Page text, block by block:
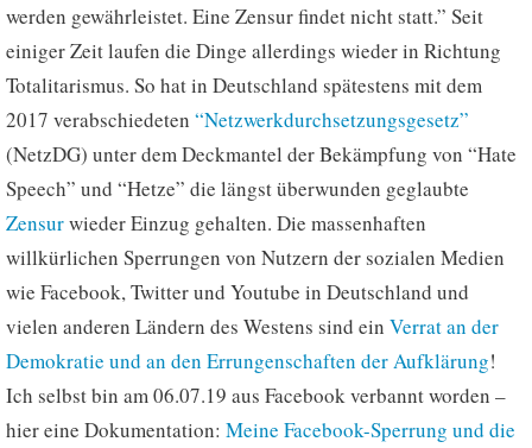
werden gewährleistet. Eine Zensur findet nicht statt.” Seit
einiger Zeit laufen die Dinge allerdings wieder in Richtung
Totalitarismus. So hat in Deutschland spätestens mit dem
2017 verabschiedeten“Netzwerkdurchsetzungsgesetz”
(NetzDG) unter dem Deckmantel der Bekämpfung von “Hate
Speech” und “Hetze” die längst überwunden geglaubte
Zensurwieder Einzug gehalten. Die massenhaften
willkürlichen Sperrungen von Nutzern der sozialen Medien
wie Facebook, Twitter und Youtube in Deutschland und
vielen anderen Ländern des Westens sind einVerrat an der
Demokratie und an den Errungenschaften der Aufklärung!
Ich selbst bin am 06.07.19 aus Facebook verbannt worden –
hier eine Dokumentation:Meine Facebook-Sperrung und die